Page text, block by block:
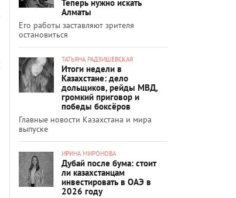
Теперь нужно искать
Алматы
Его работы заставляют зрителя
остановиться
ТАТЬЯНА РАДЗИШЕВСКАЯ
Итоги недели в
Казахстане: дело
дольщиков, рейды МВД,
громкий приговор и
победы боксёров
Главные новости Казахстана и мира
выпуске
ИРИНА МИРОНОВА
Дубай после бума: стоит
ли казахстанцам
инвестировать в ОАЭ в
2026 году